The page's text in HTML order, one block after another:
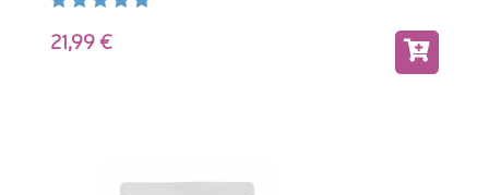
21,99